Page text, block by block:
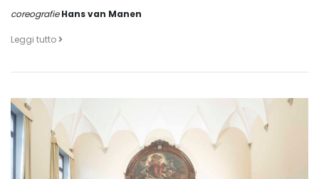
coreografie Hans van Manen
Leggi tutto